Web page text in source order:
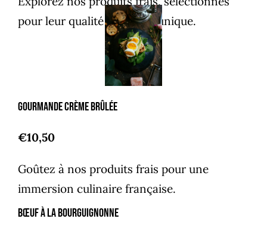
pour leur qualité et saveur unique.
Gourmande crème brûlée
€10,50
Goûtez à nos produits frais pour une
immersion culinaire française.
Bœuf à la Bourguignonne